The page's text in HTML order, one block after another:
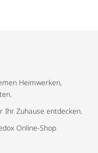
Heimwerken,
Ihr Zuhause entdecken.
Online-Shop